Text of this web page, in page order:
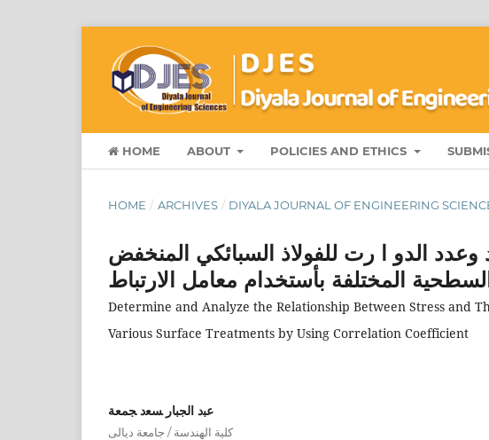
HOME ABOUT POLICIES AND ETHICS
HOME / ARCHIVES / DIYALA JOURNAL OF ENGINEERING
وعدد الدو ا رت للفولاذ السبائكي المنخفض
المختلفة بأستخدام معامل الارتباط
Determine and Analyze the Relationship Between Stress and
Various Surface Treatments by Using Correlation Coefficient
ﻋﺒد اﻟﺠﺒﺎر ﺴﻌد ﺠﻤﻌﺔ
كلية الهندسة / جامعة ديالى